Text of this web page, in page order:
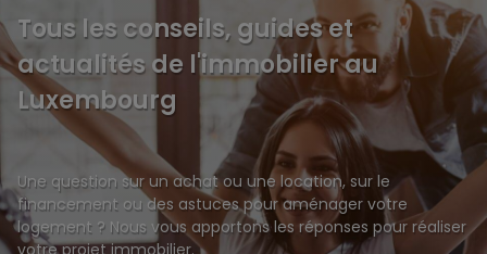
Tous les conseils, guides et
actualités de l'immobilier au
Luxembourg
Une question sur un achat ou une location, sur le
financement ou des astuces pour aménager votre
logement ? Nous vous apportons les réponses pour réaliser
votre projet immobilier.